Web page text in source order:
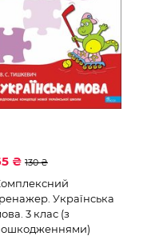
₴ 130 ₴
Українська
3 клас (з